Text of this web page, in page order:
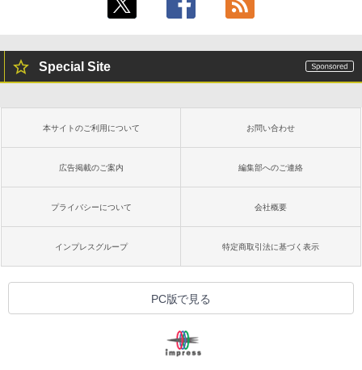
Special Site
本サイトのご利用について お問い合わせ
広告掲載のご案内 編集部へのご連絡
プライバシーについて 会社概要
インプレスグループ 特定商取引法に基づく表示
PC版で見る